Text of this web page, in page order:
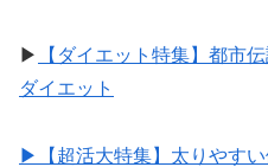
▶︎
【ダイエット特集】都市
ダイエット
▶︎【超活大特集】太りやす